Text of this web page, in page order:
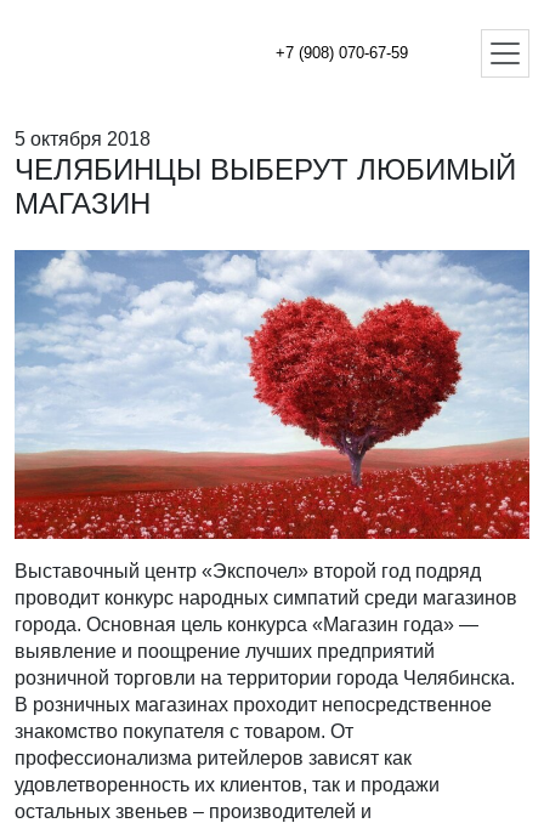
+7 (908) 070-67-59
5 октября 2018
ЧЕЛЯБИНЦЫ ВЫБЕРУТ ЛЮБИМЫЙ
МАГАЗИН
Выставочный центр «Экспочел» второй год подряд
проводит конкурс народных симпатий среди магазинов
города. Основная цель конкурса «Магазин года» —
выявление и поощрение лучших предприятий
розничной торговли на территории города Челябинска.
В розничных магазинах проходит непосредственное
знакомство покупателя с товаром. От
профессионализма ритейлеров зависят как
удовлетворенность их клиентов, так и продажи
остальных звеньев – производителей и